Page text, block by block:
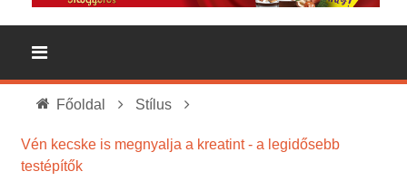
Főoldal Stílus
Vén kecske is megnyalja a kreatint - a legidősebb
testépítők